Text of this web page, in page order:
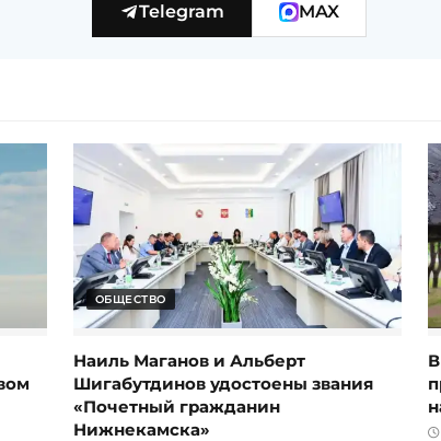
Telegram MAX
ОБЩЕСТВО
Наиль Маганов и Альберт
Шигабутдинов удостоены звания
«Почетный гражданин
Нижнекамска»